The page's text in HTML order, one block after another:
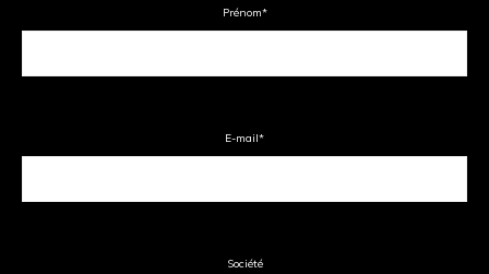
Prénom*
E-mail*
Société